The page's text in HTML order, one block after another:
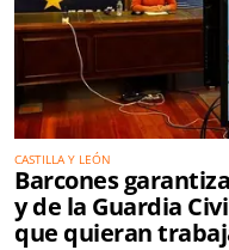
CASTILLA Y LEÓN
Barcones
y de la Guardia
que quieran